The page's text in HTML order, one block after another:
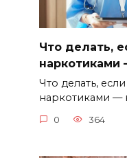
Что делать,
наркотиками
Что делать,
наркотиками —
0 364